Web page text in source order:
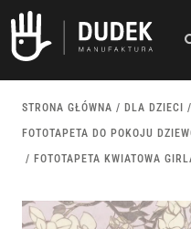
STRONA GŁÓWNA / DLA DZIECI /
FOTOTAPETA DO POKOJU
/ FOTOTAPETA KWIATOWA